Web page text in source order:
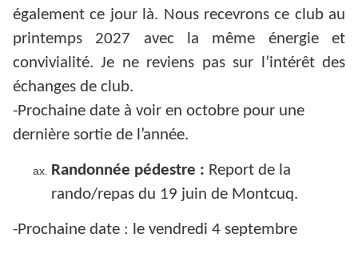
également ce jour là. Nous recevrons ce club au
printemps 2027 avec la même énergie et
convivialité. Je ne reviens pas sur l’intérêt des
échanges de club.
-Prochaine date à voir en octobre pour une
dernière sortie de l’année.
Randonnée pédestre : Report de la
rando/repas du 19 juin de Montcuq.
-Prochaine date : le vendredi 4 septembre